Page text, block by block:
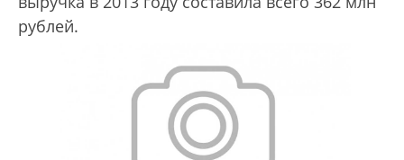
рублей.